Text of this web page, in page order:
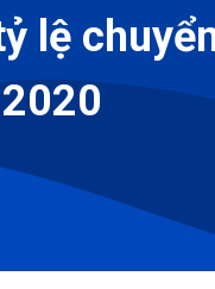
Brand Tài chính
Nhân viên
lệ